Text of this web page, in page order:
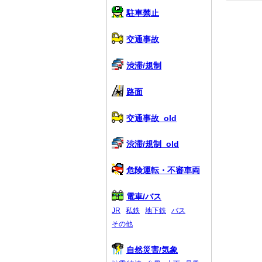
駐車禁止
交通事故
渋滞/規制
路面
交通事故_old
渋滞/規制_old
危険運転・不審車両
電車/バス
JR 私鉄 地下鉄
バス
その他
自然災害/気象